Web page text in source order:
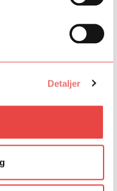
Detaljer
med Festspillene og